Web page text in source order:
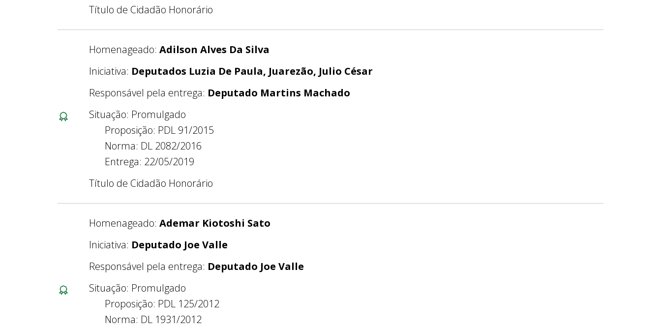
Título de Cidadão Honorário
Homenageado: Adilson Alves Da Silva
Iniciativa: Deputados Luzia De Paula, Juarezão, Julio César
Responsável pela entrega: Deputado Martins Machado
Situação: Promulgado
Proposição: PDL 91/2015
Norma: DL 2082/2016
Entrega: 22/05/2019
Título de Cidadão Honorário
Homenageado: Ademar Kiotoshi Sato
Iniciativa: Deputado Joe Valle
Responsável pela entrega: Deputado Joe Valle
Situação: Promulgado
Proposição: PDL 125/2012
Norma: DL 1931/2012